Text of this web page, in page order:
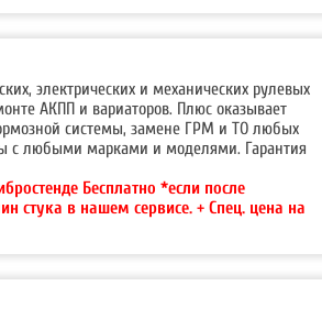
электрических и механических рулевых
АКПП и вариаторов. Плюс оказывает
системы, замене ГРМ и ТО любых
с любыми марками и моделями. Гарантия
Бесплатно *если после
стука в нашем сервисе. + Спец. цена на